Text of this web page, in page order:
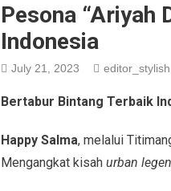
Pesona “Ariyah
Indonesia
July 21, 2023 editor_stylish
Bertabur Bintang Terbaik
Happy Salma, melalui
Mengangkat kisah urban